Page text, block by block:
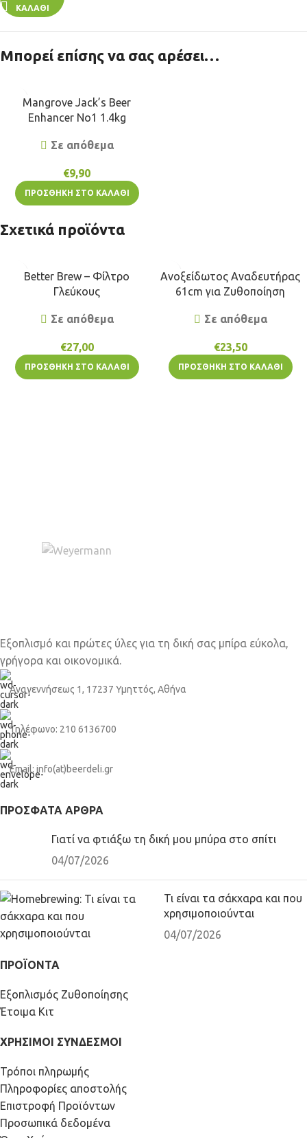
ΚΑΛΆΘΙ
Μπορεί επίσης να σας αρέσει…
Mangrove Jack’s Beer
Enhancer No1 1.4kg
Σε απόθεμα
€9,90
ΠΡΟΣΘΉΚΗ ΣΤΟ ΚΑΛΆΘΙ
Σχετικά προϊόντα
Better Brew – Φίλτρο
Γλεύκους
Σε απόθεμα
€27,00
ΠΡΟΣΘΉΚΗ ΣΤΟ ΚΑΛΆΘΙ
Ανοξείδωτος Αναδευτήρας
61cm για Ζυθοποίηση
Σε απόθεμα
€23,50
ΠΡΟΣΘΉΚΗ ΣΤΟ ΚΑΛΆΘΙ
Εξοπλισμό και πρώτες ύλες για τη δική σας μπίρα εύκολα,
γρήγορα και οικονομικά.
Αναγεννήσεως 1, 17237 Υμηττός, Αθήνα
Τηλέφωνο: 210 6136700
Email: info(at)beerdeli.gr
ΠΡΌΣΦΑΤΑ ΆΡΘΡΑ
Γιατί να φτιάξω τη δική μου μπύρα στο σπίτι
04/07/2026
Τι είναι τα σάκχαρα και που
χρησιμοποιούνται
04/07/2026
ΠΡΟΪΟΝΤΑ
Εξοπλισμός Ζυθοποίησης
Έτοιμα Κιτ
ΧΡΗΣΙΜΟΙ ΣΥΝΔΕΣΜΟΙ
Τρόποι πληρωμής
Πληροφορίες αποστολής
Επιστροφή Προϊόντων
Προσωπικά δεδομένα